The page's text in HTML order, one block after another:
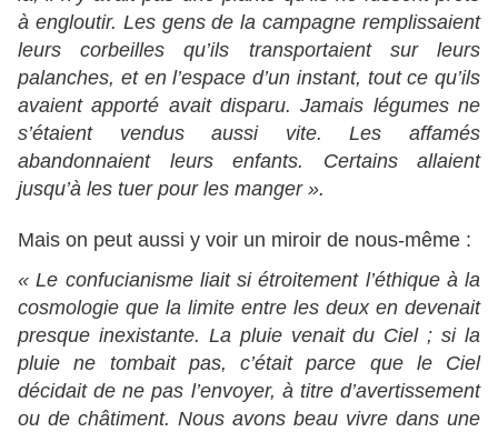
à engloutir. Les gens de la campagne remplissaient
leurs corbeilles qu’ils transportaient sur leurs
palanches, et en l’espace d’un instant, tout ce qu’ils
avaient apporté avait disparu. Jamais légumes ne
s’étaient vendus aussi vite. Les affamés
abandonnaient leurs enfants. Certains allaient
jusqu’à les tuer pour les manger ».
Mais on peut aussi y voir un miroir de nous-même :
« Le confucianisme liait si étroitement l’éthique à la
cosmologie que la limite entre les deux en devenait
presque inexistante. La pluie venait du Ciel ; si la
pluie ne tombait pas, c’était parce que le Ciel
décidait de ne pas l’envoyer, à titre d’avertissement
ou de châtiment. Nous avons beau vivre dans une